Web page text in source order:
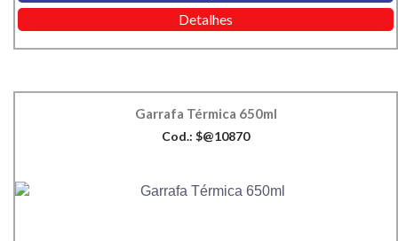
Detalhes
Garrafa Térmica 650ml
Cod.: $@10870